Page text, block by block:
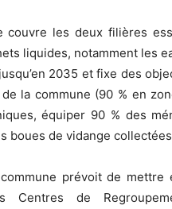
couvre les deux filières
liquides, notamment les
2035 et fixe des
la commune (90 % en
équiper 90 % des
boues de vidange
prévoit de mettre
Centres de